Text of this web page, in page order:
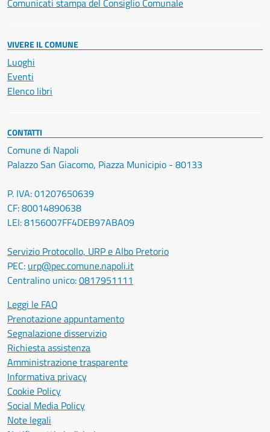
Comunicati stampa del Consiglio Comunale
VIVERE IL COMUNE
Luoghi
Eventi
Elenco libri
CONTATTI
Comune di Napoli
Palazzo San Giacomo, Piazza Municipio - 80133
P. IVA: 01207650639
CF: 80014890638
LEI: 8156007FF4DEB97ABA09
Servizio Protocollo, URP e Albo Pretorio
PEC: urp@pec.comune.napoli.it
Centralino unico:0817951111
Leggi le FAQ
Prenotazione appuntamento
Segnalazione disservizio
Richiesta assistenza
Amministrazione trasparente
Informativa privacy
Cookie Policy
Social Media Policy
Note legali